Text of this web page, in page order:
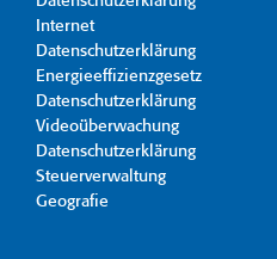
Internet
Datenschutzerklärung
Energieeffizienzgesetz
Datenschutzerklärung
Videoüberwachung
Datenschutzerklärung
Steuerverwaltung
Geografie